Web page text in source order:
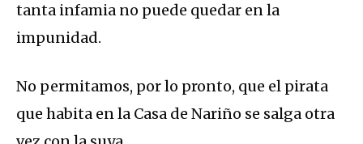
tanta infamia no puede quedar en la
impunidad.
No permitamos, por lo pronto, que el pirata
que habita en la Casa de Nariño se salga otra